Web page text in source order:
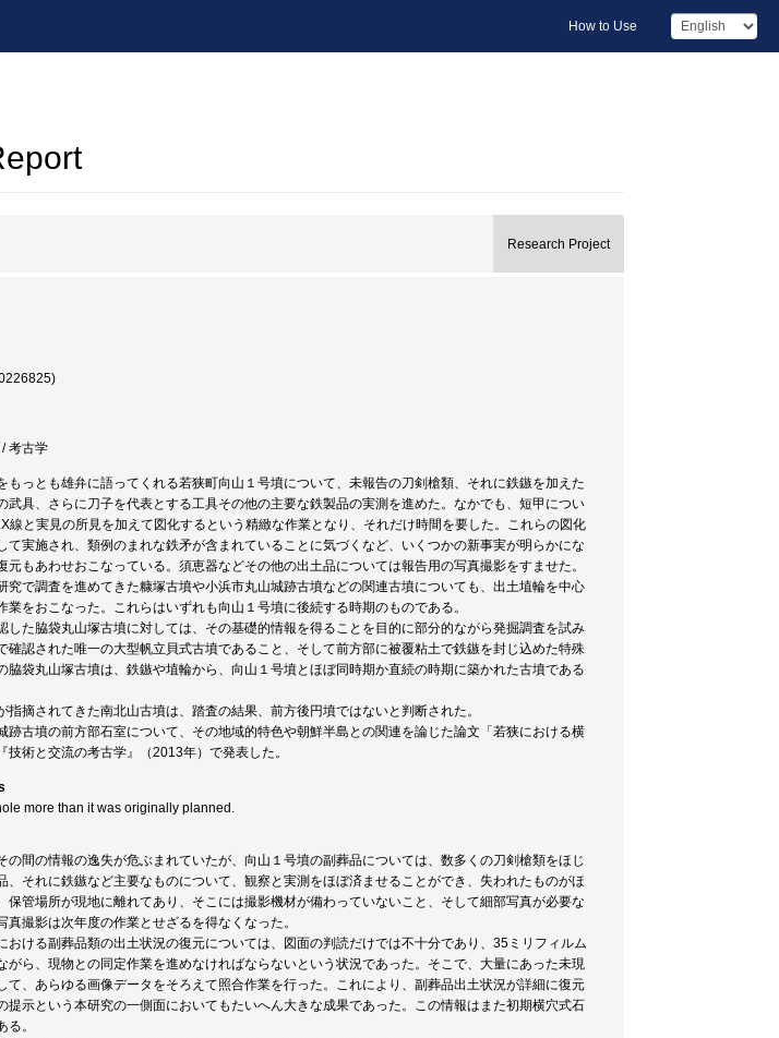
How to Use
Research Project
考古学
もっとも雄弁に語ってくれる若狭町向山１号墳について、未報告の刀剣槍類、それに鉄鏃を加えた
武具、さらに刀子を代表とする工具その他の主要な鉄製品の実測を進めた。なかでも、短甲につい
線と実見の所見を加えて図化するという精緻な作業となり、それだけ時間を要した。これらの図化
て実施され、類例のまれな鉄矛が含まれていることに気づくなど、いくつかの新事実が明らかにな
もあわせおこなっている。須恵器などその他の出土品については報告用の写真撮影をすませた。
究で調査を進めてきた糠塚古墳や小浜市丸山城跡古墳などの関連古墳についても、出土埴輪を中心
をおこなった。これらはいずれも向山１号墳に後続する時期のものである。
した脇袋丸山塚古墳に対しては、その基礎的情報を得ることを目的に部分的ながら発掘調査を試み
確認された唯一の大型帆立貝式古墳であること、そして前方部に被覆粘土で鉄鏃を封じ込めた特殊
脇袋丸山塚古墳は、鉄鏃や埴輪から、向山１号墳とほぼ同時期か直続の時期に築かれた古墳である
摘されてきた南北山古墳は、踏査の結果、前方後円墳ではないと判断された。
跡古墳の前方部石室について、その地域的特色や朝鮮半島との関連を論じた論文「若狭における横
術と交流の考古学』（2013年）で発表した。
more than it was originally planned.
の間の情報の逸失が危ぶまれていたが、向山１号墳の副葬品については、数多くの刀剣槍類をほじ
、それに鉄鏃など主要なものについて、観察と実測をほぼ済ませることができ、失われたものがほ
保管場所が現地に離れてあり、そこには撮影機材が備わっていないこと、そして細部写真が必要な
撮影は次年度の作業とせざるを得なくなった。
おける副葬品類の出土状況の復元については、図面の判読だけでは不十分であり、35ミリフィルム
がら、現物との同定作業を進めなければならないという状況であった。そこで、大量にあった未現
て、あらゆる画像データをそろえて照合作業を行った。これにより、副葬品出土状況が詳細に復元
提示という本研究の一側面においてもたいへん大きな成果であった。この情報はまた初期横穴式石
。